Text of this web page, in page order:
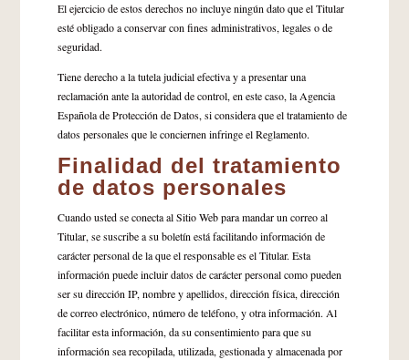
El ejercicio de estos derechos no incluye ningún dato que el Titular
esté obligado a conservar con fines administrativos, legales o de
seguridad.
Tiene derecho a la tutela judicial efectiva y a presentar una
reclamación ante la autoridad de control, en este caso, la Agencia
Española de Protección de Datos, si considera que el tratamiento de
datos personales que le conciernen infringe el Reglamento.
Finalidad del tratamiento
de datos personales
Cuando usted se conecta al Sitio Web para mandar un correo al
Titular, se suscribe a su boletín está facilitando información de
carácter personal de la que el responsable es el Titular. Esta
información puede incluir datos de carácter personal como pueden
ser su dirección IP, nombre y apellidos, dirección física, dirección
de correo electrónico, número de teléfono, y otra información. Al
facilitar esta información, da su consentimiento para que su
información sea recopilada, utilizada, gestionada y almacenada por